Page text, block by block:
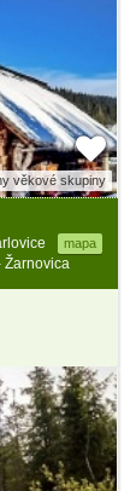
věkové skupiny
mapa
Žarnovica